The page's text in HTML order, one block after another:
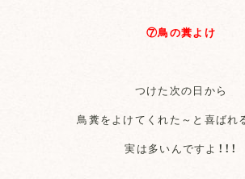
⑦鳥の糞よけ
つけた次の日から
鳥糞をよけてくれた～と喜ばれ
実は多いんですよ！！！